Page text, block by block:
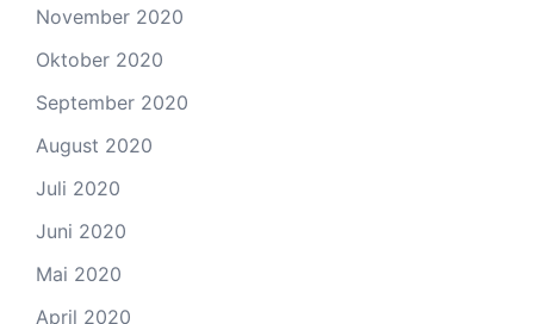
November 2020
Oktober 2020
September 2020
August 2020
Juli 2020
Juni 2020
Mai 2020
April 2020